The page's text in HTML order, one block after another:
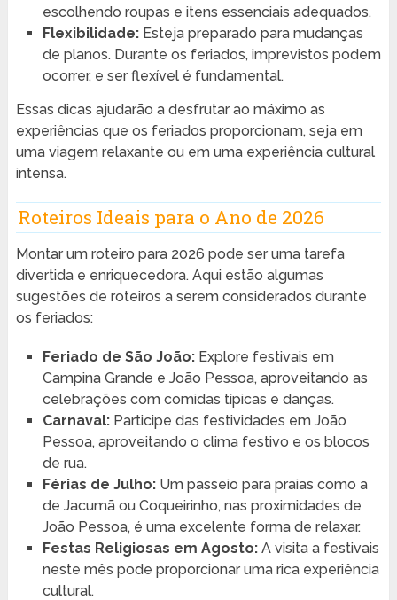
escolhendo roupas e itens essenciais adequados.
Flexibilidade:Esteja preparado para mudanças
de planos. Durante os feriados, imprevistos podem
ocorrer, e ser flexível é fundamental.
Essas dicas ajudarão a desfrutar ao máximo as
experiências que os feriados proporcionam, seja em
uma viagem relaxante ou em uma experiência cultural
intensa.
Roteiros Ideais para o Ano de 2026
Montar um roteiro para 2026 pode ser uma tarefa
divertida e enriquecedora. Aqui estão algumas
sugestões de roteiros a serem considerados durante
os feriados:
Feriado de São João:Explore festivais em
Campina Grande e João Pessoa, aproveitando as
celebrações com comidas típicas e danças.
Carnaval:Participe das festividades em João
Pessoa, aproveitando o clima festivo e os blocos
de rua.
Férias de Julho:Um passeio para praias como a
de Jacumã ou Coqueirinho, nas proximidades de
João Pessoa, é uma excelente forma de relaxar.
Festas Religiosas em Agosto:A visita a festivais
neste mês pode proporcionar uma rica experiência
cultural.